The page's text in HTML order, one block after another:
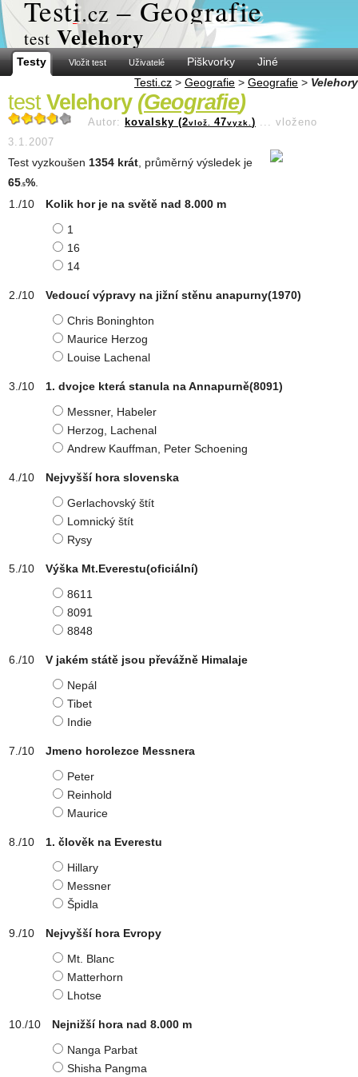
Testi.cz – Geografie
test Velehory
Testy Vložit test Uživatelé Piškvorky
Jiné
Testi.cz > Geografie > Geografie > Velehory
test Velehory (Geografie)
Autor: kovalsky (2vlož. 47vyzk. ) ... vloženo
3.1.2007
Test vyzkoušen 1354 krát , průměrný výsledek je
65 .5%
Kolik hor je na světě nad 8.000 m
1
16
14
Vedoucí výpravy na jižní stěnu anapurny(1970)
Chris Boninghton
Maurice Herzog
Louise Lachenal
1. dvojce která stanula na Annapurně(8091)
Messner, Habeler
Herzog, Lachenal
Andrew Kauffman, Peter Schoening
Nejvyšší hora slovenska
Gerlachovský štít
Lomnický štít
Rysy
Výška Mt.Everestu(oficiální)
8611
8091
8848
V jakém státě jsou převážně Himalaje
Nepál
Tibet
Indie
Jmeno horolezce Messnera
Peter
Reinhold
Maurice
1. člověk na Everestu
Hillary
Messner
Špidla
Nejvyšší hora Evropy
Mt. Blanc
Matterhorn
Lhotse
Nejnižší hora nad 8.000 m
Nanga Parbat
Shisha Pangma